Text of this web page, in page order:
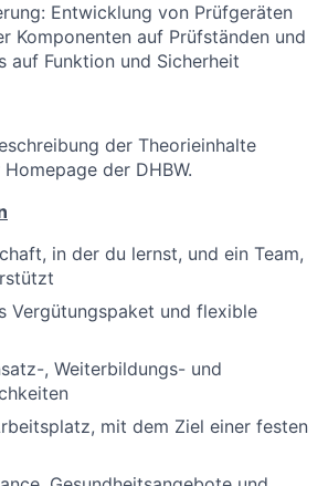
Entwicklung von Prüfgeräten
Komponenten auf Prüfständen und
auf Funktion und Sicherheit
der Theorieinhalte
der DHBW.
in der du lernst, und ein Team,
Vergütungspaket und flexible
, Weiterbildungs- und
mit dem Ziel einer festen